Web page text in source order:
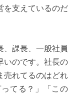
を支えているのだ
課長、一般社員
いのです。社長の
売れてるのはどれ
てる？」「この